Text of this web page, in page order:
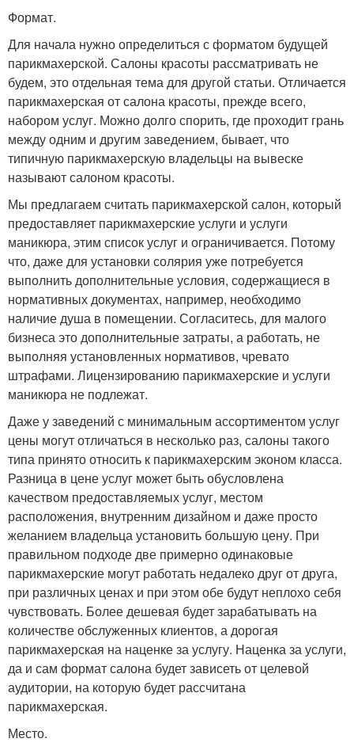
Формат.
Для начала нужно определиться с форматом будущей
парикмахерской. Салоны красоты рассматривать не
будем, это отдельная тема для другой статьи. Отличается
парикмахерская от салона красоты, прежде всего,
набором услуг. Можно долго спорить, где проходит грань
между одним и другим заведением, бывает, что
типичную парикмахерскую владельцы на вывеске
называют салоном красоты.
Мы предлагаем считать парикмахерской салон, который
предоставляет парикмахерские услуги и услуги
маникюра, этим список услуг и ограничивается. Потому
что, даже для установки солярия уже потребуется
выполнить дополнительные условия, содержащиеся в
нормативных документах, например, необходимо
наличие душа в помещении. Согласитесь, для малого
бизнеса это дополнительные затраты, а работать, не
выполняя установленных нормативов, чревато
штрафами. Лицензированию парикмахерские и услуги
маникюра не подлежат.
Даже у заведений с минимальным ассортиментом услуг
цены могут отличаться в несколько раз, салоны такого
типа принято относить к парикмахерским эконом класса.
Разница в цене услуг может быть обусловлена
качеством предоставляемых услуг, местом
расположения, внутренним дизайном и даже просто
желанием владельца установить большую цену. При
правильном подходе две примерно одинаковые
парикмахерские могут работать недалеко друг от друга,
при различных ценах и при этом обе будут неплохо себя
чувствовать. Более дешевая будет зарабатывать на
количестве обслуженных клиентов, а дорогая
парикмахерская на наценке за услугу. Наценка за услуги,
да и сам формат салона будет зависеть от целевой
аудитории, на которую будет рассчитана
парикмахерская.
Место.